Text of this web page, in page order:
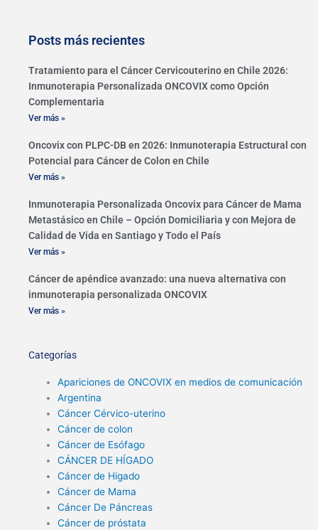
Posts más recientes
Tratamiento para el Cáncer Cervicouterino en Chile 2026:
Inmunoterapia Personalizada ONCOVIX como Opción
Complementaria
Ver más »
Oncovix con PLPC-DB en 2026: Inmunoterapia Estructural con
Potencial para Cáncer de Colon en Chile
Ver más »
Inmunoterapia Personalizada Oncovix para Cáncer de Mama
Metastásico en Chile – Opción Domiciliaria y con Mejora de
Calidad de Vida en Santiago y Todo el País
Ver más »
Cáncer de apéndice avanzado: una nueva alternativa con
inmunoterapia personalizada ONCOVIX
Ver más »
Categorías
Apariciones de ONCOVIX en medios de comunicación
Argentina
Cáncer Cérvico-uterino
Cáncer de colon
Cáncer de Esófago
CÁNCER DE HÍGADO
Cáncer de Higado
Cáncer de Mama
Cáncer De Páncreas
Cáncer de próstata